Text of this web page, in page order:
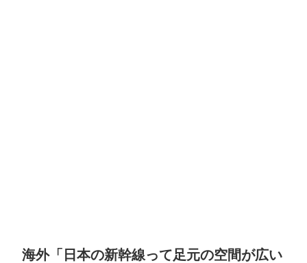
海外「日本の新幹線って足元の空間が広い